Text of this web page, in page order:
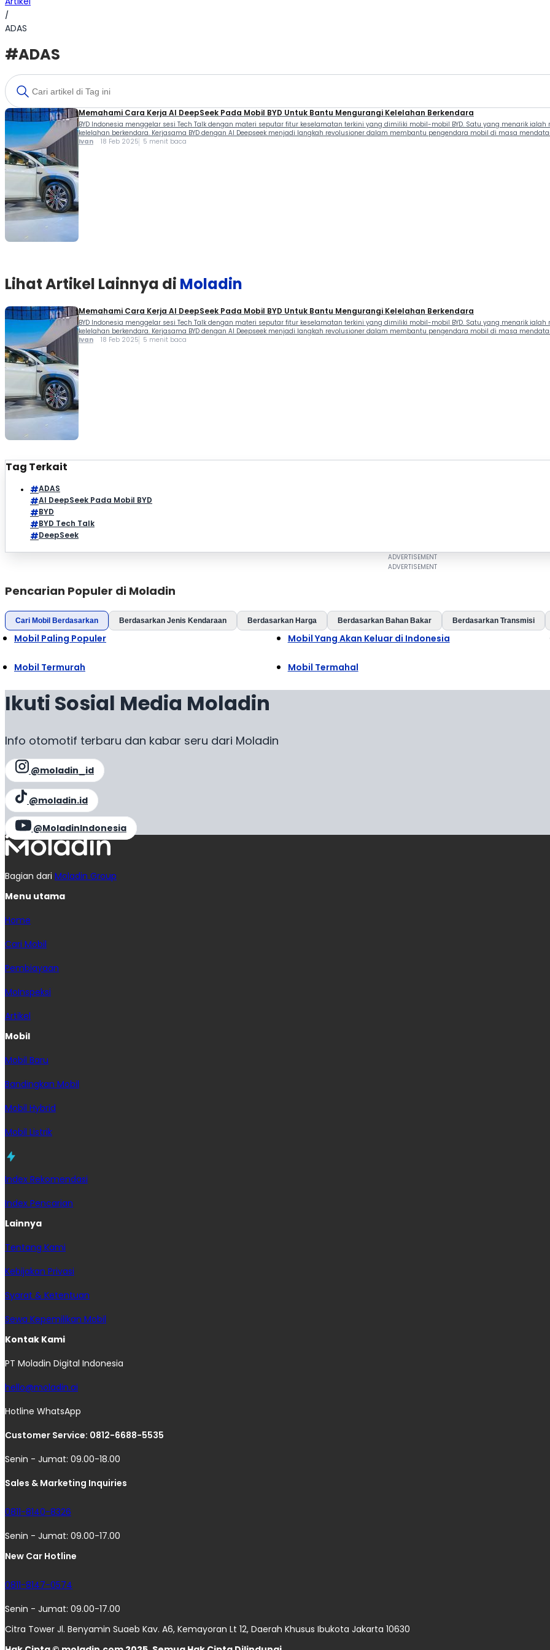
/
ADAS
#ADAS
Memahami Cara Kerja AI DeepSeek Pada Mobil BYD Untuk Bantu Mengurangi Kelelahan Berkendara
BYD Indonesia menggelar sesi Tech Talk dengan materi seputar fitur keselamatan terkini yang dimiliki mobil-mobil BYD. Satu yang menarik
kelelahan berkendara. Kerjasama BYD dengan AI Deepseek menjadi langkah revolusioner dalam membantu pengendara mobil di masa
Ivan 18 Feb 2025 5 menit baca
Lihat Artikel Lainnya di Moladin
Memahami Cara Kerja AI DeepSeek Pada Mobil BYD Untuk Bantu Mengurangi Kelelahan Berkendara
BYD Indonesia menggelar sesi Tech Talk dengan materi seputar fitur keselamatan terkini yang dimiliki mobil-mobil BYD. Satu yang menarik
kelelahan berkendara. Kerjasama BYD dengan AI Deepseek menjadi langkah revolusioner dalam membantu pengendara mobil di masa
Ivan 18 Feb 2025 5 menit baca
Tag Terkait
ADAS
AI DeepSeek Pada Mobil BYD
BYD
BYD Tech Talk
DeepSeek
Pencarian Populer di Moladin
Cari Mobil Berdasarkan Berdasarkan Jenis Kendaraan Berdasarkan Harga Berdasarkan Bahan Bakar Berdasarkan Transmisi
Mobil Paling Populer Mobil Yang Akan Keluar di Indonesia
Mobil Termurah Mobil Termahal
Ikuti Sosial Media Moladin
Info otomotif terbaru dan kabar seru dari Moladin
@moladin_id
@moladin.id
@MoladinIndonesia
Bagian dari Moladin Group
Menu utama
Home
Cari Mobil
Pembiayaan
MoInspeksi
Artikel
Mobil
Mobil Baru
Bandingkan Mobil
Mobil Hybrid
Mobil Listrik
Index Rekomendasi
Index Pencarian
Lainnya
Tentang Kami
Kebijakan Privasi
Syarat & Ketentuan
Sewa Kepemilikan Mobil
Kontak Kami
PT Moladin Digital Indonesia
hello@moladin.ai
Hotline WhatsApp
Customer Service: 0812-6688-5535
Senin - Jumat: 09.00-18.00
Sales & Marketing Inquiries
0811-8140-8326
Senin - Jumat: 09.00-17.00
New Car Hotline
0811-8147-0574
Senin - Jumat: 09.00-17.00
Citra Tower Jl. Benyamin Suaeb Kav. A6, Kemayoran Lt 12, Daerah Khusus Ibukota Jakarta 10630